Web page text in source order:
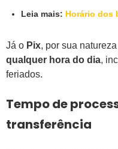
Leia mais: Horário dos
Já o Pix, por sua
qualquer hora do dia,
feriados.
Tempo de
transferência